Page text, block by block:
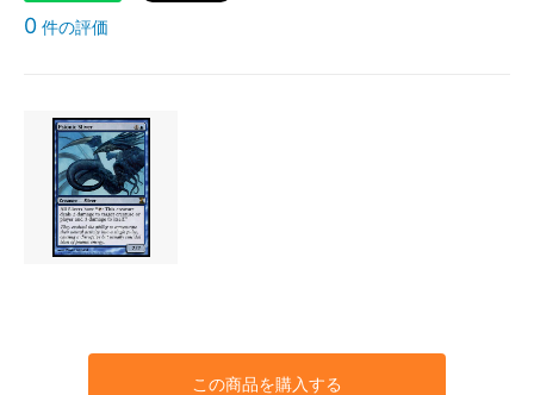
0 件の評価
この商品を購入する